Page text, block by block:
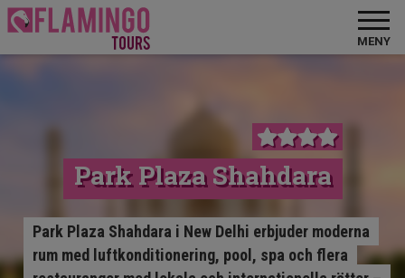
MENY
Park Plaza Shahdara
Park Plaza Shahdara i New Delhi erbjuder moderna
rum med luftkonditionering, pool, spa och flera